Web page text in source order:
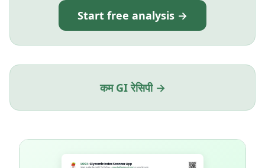
Start free analysis →
कम GI रेसिपी →